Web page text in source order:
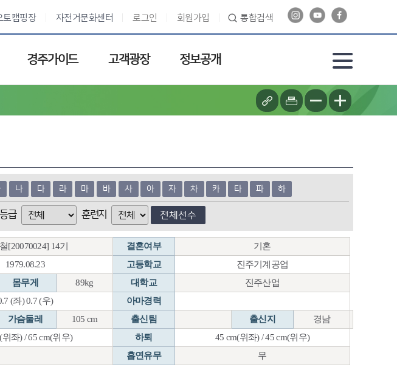
토캠핑장 자전거문화센터 로그인 회원가입 통합검색
경주가이드 고객광장 정보공개
나 다 라 마 바 사 아 자 차 카 타 파 하
등급 훈련지 전체선수
[20070024] 14기 결혼여부
기혼
1979.08.23 고등학교
진주기계공업
몸무게 89kg 대학교
진주산업
(좌) 0.7 (우)
아마경력
가슴둘레 105 cm 출신팀 출신지
경남
위좌) / 65 cm(위우) 하퇴
45 cm(위좌) / 45 cm(위우)
흡연유무 무